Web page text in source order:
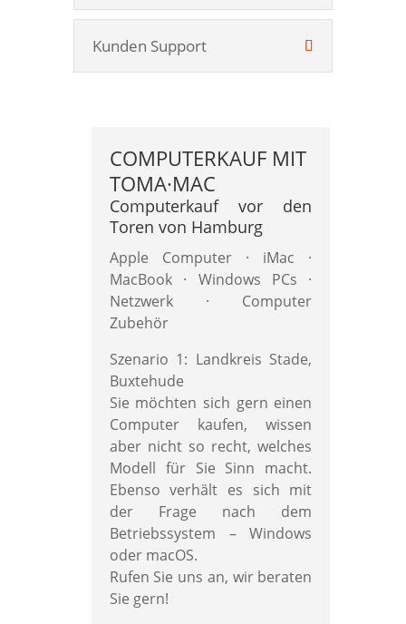
Kunden Support
COMPUTERKAUF MIT
TOMA·MAC
Computerkauf vor den
Toren von Hamburg
Apple Computer · iMac ·
MacBook · Windows PCs ·
Netzwerk · Computer
Zubehör
Szenario 1: Landkreis Stade,
Buxtehude
Sie möchten sich gern einen
Computer kaufen, wissen
aber nicht so recht, welches
Modell für Sie Sinn macht.
Ebenso verhält es sich mit
der Frage nach dem
Betriebssystem – Windows
oder macOS.
Rufen Sie uns an, wir beraten
Sie gern!